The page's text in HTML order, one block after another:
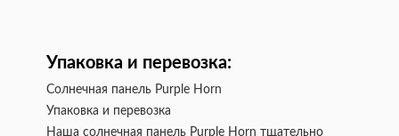
Упаковка и перевозка:
Солнечная панель Purple Horn
Упаковка и перевозка
Наша солнечная панель Purple Horn тщательно